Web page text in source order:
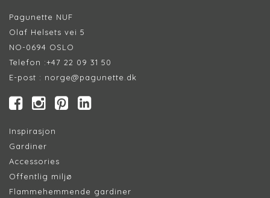
Pagunette NUF
Olaf Helsets vei 5
NO-0694 OSLO
Telefon :+47 22 09 31 50
E-post : norge@pagunette.dk
Inspirasjon
Gardiner
Accessories
Offentlig miljø
Flammehemmende gardiner